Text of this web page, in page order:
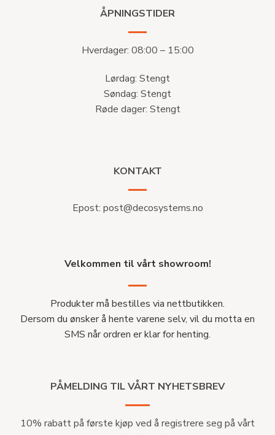
ÅPNINGSTIDER
Hverdager: 08:00 – 15:00
Lørdag: Stengt
Søndag: Stengt
Røde dager: Stengt
KONTAKT
Epost: post@decosystems.no
Velkommen til vårt showroom!
Produkter må bestilles via nettbutikken.
Dersom du ønsker å hente varene selv, vil du motta en
SMS når ordren er klar for henting.
PÅMELDING TIL VÅRT NYHETSBREV
10% rabatt på første kjøp ved å registrere seg på vårt